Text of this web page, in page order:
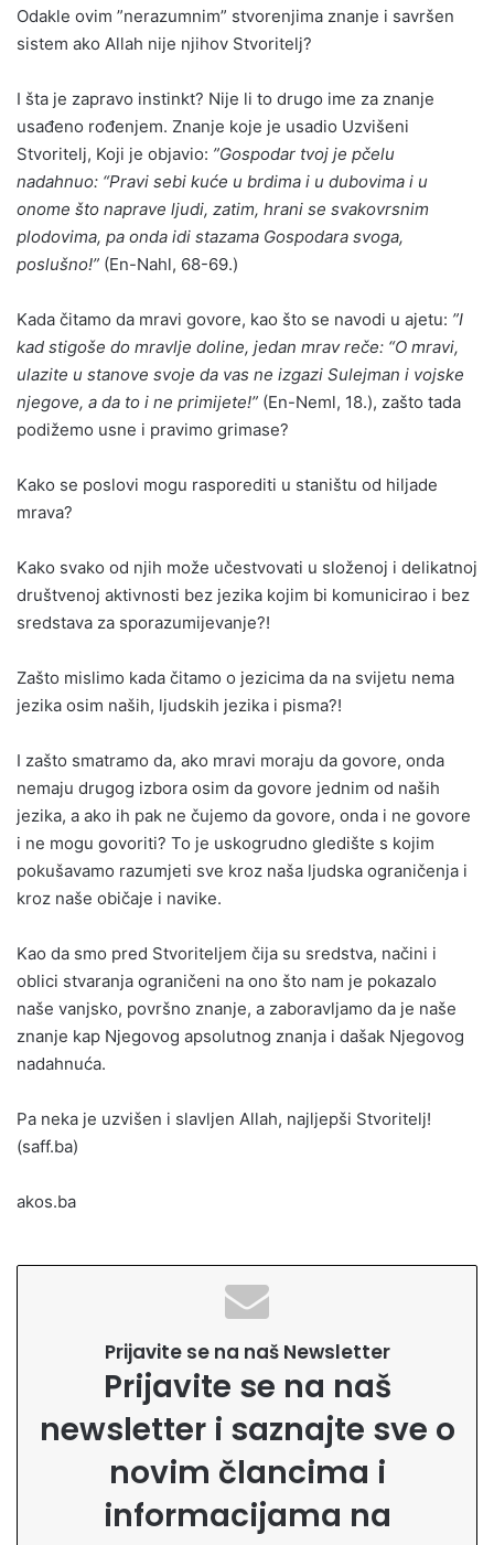
Odakle ovim ”nerazumnim” stvorenjima znanje i savršen
sistem ako Allah nije njihov Stvoritelj?
I šta je zapravo instinkt? Nije li to drugo ime za znanje
usađeno rođenjem. Znanje koje je usadio Uzvišeni
Stvoritelj, Koji je objavio: ”Gospodar tvoj je pčelu
nadahnuo: “Pravi sebi kuće u brdima i u dubovima i u
onome što naprave ljudi, zatim, hrani se svakovrsnim
plodovima, pa onda idi stazama Gospodara svoga,
poslušno!” (En-Nahl, 68-69.)
Kada čitamo da mravi govore, kao što se navodi u ajetu: ”I
kad stigoše do mravlje doline, jedan mrav reče: “O mravi,
ulazite u stanove svoje da vas ne izgazi Sulejman i vojske
njegove, a da to i ne primijete!” (En-Neml, 18.), zašto tada
podižemo usne i pravimo grimase?
Kako se poslovi mogu rasporediti u staništu od hiljade
mrava?
Kako svako od njih može učestvovati u složenoj i delikatnoj
društvenoj aktivnosti bez jezika kojim bi komunicirao i bez
sredstava za sporazumijevanje?!
Zašto mislimo kada čitamo o jezicima da na svijetu nema
jezika osim naših, ljudskih jezika i pisma?!
I zašto smatramo da, ako mravi moraju da govore, onda
nemaju drugog izbora osim da govore jednim od naših
jezika, a ako ih pak ne čujemo da govore, onda i ne govore
i ne mogu govoriti? To je uskogrudno gledište s kojim
pokušavamo razumjeti sve kroz naša ljudska ograničenja i
kroz naše običaje i navike.
Kao da smo pred Stvoriteljem čija su sredstva, načini i
oblici stvaranja ograničeni na ono što nam je pokazalo
naše vanjsko, površno znanje, a zaboravljamo da je naše
znanje kap Njegovog apsolutnog znanja i dašak Njegovog
nadahnuća.
Pa neka je uzvišen i slavljen Allah, najljepši Stvoritelj!
(saff.ba)
akos.ba
Prijavite se na naš Newsletter
Prijavite se na naš
newsletter i saznajte sve o
novim člancima i
informacijama na